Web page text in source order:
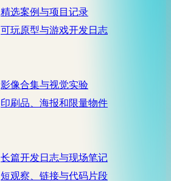
精选案例与项目记录
可玩原型与游戏开发日志
影像合集与视觉实验
印刷品、海报和限量物件
长篇开发日志与现场笔记
短观察、链接与代码片段